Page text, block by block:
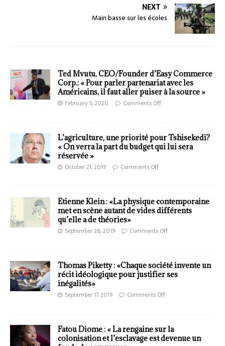
NEXT
Main basse sur les écoles
Ted Mvutu, CEO/Founder d’Easy Commerce
Corp.: « Pour parler partenariat avec les
Américains, il faut aller puiser à la source »
February 5, 2020 Comments Off
L’agriculture, une priorité pour Tshisekedi?
« On verra la part du budget qui lui sera
réservée »
October 21, 2019 Comments Off
Etienne Klein : «La physique contemporaine
met en scène autant de vides différents
qu’elle a de théories»
September 28, 2019 Comments Off
Thomas Piketty : «Chaque société invente un
récit idéologique pour justifier ses
inégalités»
September 17, 2019 Comments Off
Fatou Diome : « La rengaine sur la
colonisation et l’esclavage est devenue un